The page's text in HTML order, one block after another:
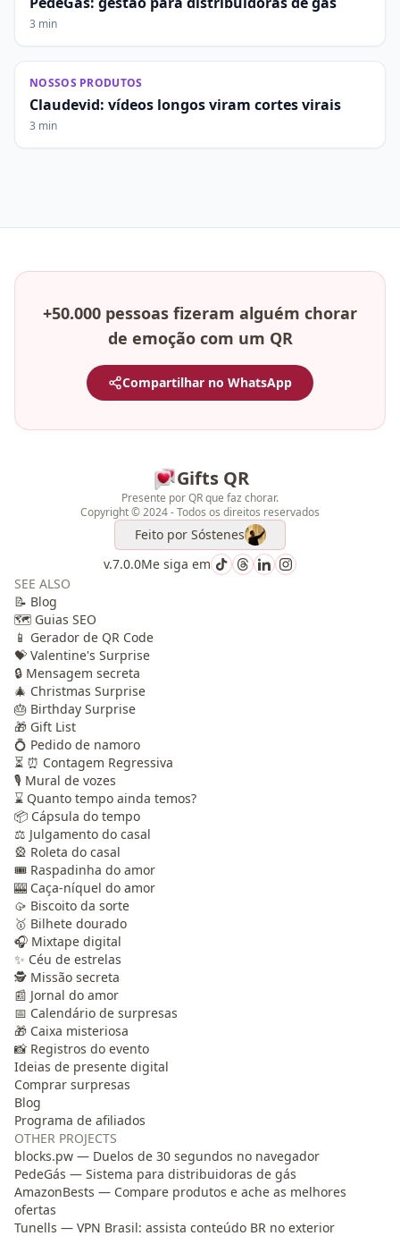
3 min
NOSSOS PRODUTOS
Claudevid: vídeos longos viram cortes virais
3 min
+50.000 pessoas fizeram alguém chorar
de emoção com um QR
Compartilhar no WhatsApp
Gifts QR
Presente por QR que faz chorar.
Copyright © 2024 - Todos os direitos reservados
Feito porSóstenes
v.7.0.0Me siga em
SEE ALSO
📝 Blog
🗺️ Guias SEO
📱 Gerador de QR Code
💝 Valentine's Surprise
🔒 Mensagem secreta
🎄 Christmas Surprise
🎂 Birthday Surprise
🎁 Gift List
💍 Pedido de namoro
⏳ ⏰ Contagem Regressiva
🎙️ Mural de vozes
⌛ Quanto tempo ainda temos?
📦 Cápsula do tempo
⚖️ Julgamento do casal
🎡 Roleta do casal
🎟️ Raspadinha do amor
🎰 Caça-níquel do amor
🥠 Biscoito da sorte
🥇 Bilhete dourado
🎧 Mixtape digital
✨ Céu de estrelas
🕵️ Missão secreta
📰 Jornal do amor
📅 Calendário de surpresas
🎁 Caixa misteriosa
📸 Registros do evento
Ideias de presente digital
Comprar surpresas
Blog
Programa de afiliados
OTHER PROJECTS
blocks.pw — Duelos de 30 segundos no navegador
PedeGás — Sistema para distribuidoras de gás
AmazonBests — Compare produtos e ache as melhores
ofertas
Tunells — VPN Brasil: assista conteúdo BR no exterior